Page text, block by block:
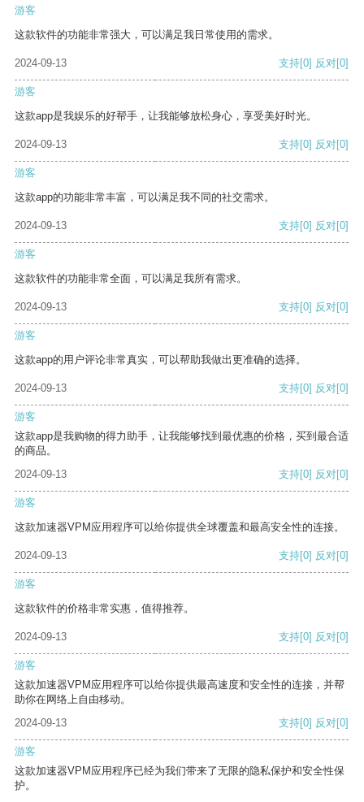
游客
这款软件的功能非常强大，可以满足我日常使用的需求。
2024-09-13 支持[0] 反对[0]
游客
这款app是我娱乐的好帮手，让我能够放松身心，享受美好时光。
2024-09-13 支持[0] 反对[0]
游客
这款app的功能非常丰富，可以满足我不同的社交需求。
2024-09-13 支持[0] 反对[0]
游客
这款软件的功能非常全面，可以满足我所有需求。
2024-09-13 支持[0] 反对[0]
游客
这款app的用户评论非常真实，可以帮助我做出更准确的选择。
2024-09-13 支持[0] 反对[0]
游客
这款app是我购物的得力助手，让我能够找到最优惠的价格，买到最合适
的商品。
2024-09-13
支持[0] 反对[0]
游客
这款加速器VPM应用程序可以给你提供全球覆盖和最高安全性的连接。
2024-09-13 支持[0] 反对[0]
游客
这款软件的价格非常实惠，值得推荐。
2024-09-13 支持[0] 反对[0]
游客
这款加速器VPM应用程序可以给你提供最高速度和安全性的连接，并帮
助你在网络上自由移动。
2024-09-13
支持[0] 反对[0]
游客
这款加速器VPM应用程序已经为我们带来了无限的隐私保护和安全性保
护。